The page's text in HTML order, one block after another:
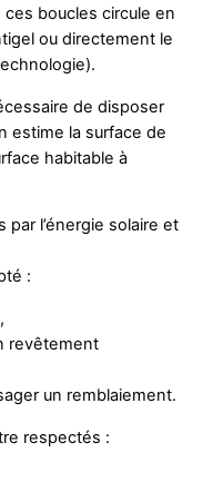
ces boucles circule en
ou directement le
de disposer
estime la surface de
habitable à
l’énergie solaire et
:
revêtement
un remblaiement.
respectés :